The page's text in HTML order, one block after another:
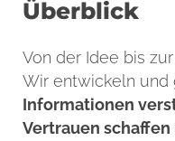
Überblick
Von der Idee bis
Wir entwickeln und
Informationen
Vertrauen